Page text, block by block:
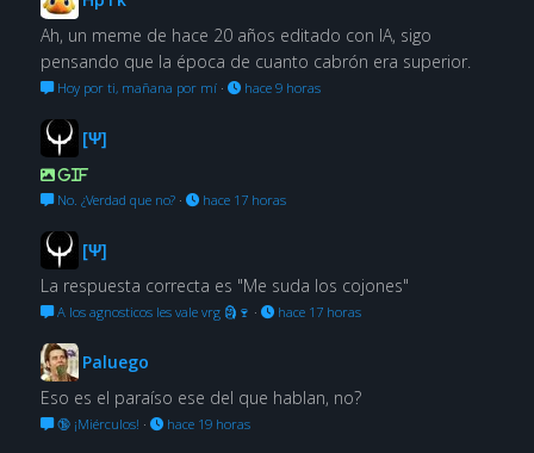
Ah, un meme de hace 20 años editado con IA, sigo
pensando que la época de cuanto cabrón era superior.
Hoy por ti, mañana por mí· hace 9 horas
[Ψ]
GIF
No. ¿Verdad que no?· hace 17 horas
[Ψ]
La respuesta correcta es "Me suda los cojones"
A los agnosticos les vale vrg 🗿🍷 · hace 17 horas
Paluego
Eso es el paraíso ese del que hablan, no?
🔞 ¡Miérculos! · hace 19 horas